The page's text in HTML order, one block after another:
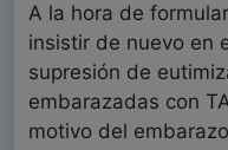
A la hora de
insistir de nuevo en
supresión de
embarazadas con
motivo del